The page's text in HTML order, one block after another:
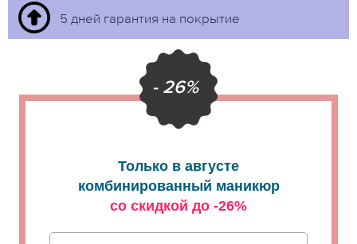
5 дней гарантия на покрытие
- 26%
Только в августе
комбинированный маникюр
со скидкой до -26%